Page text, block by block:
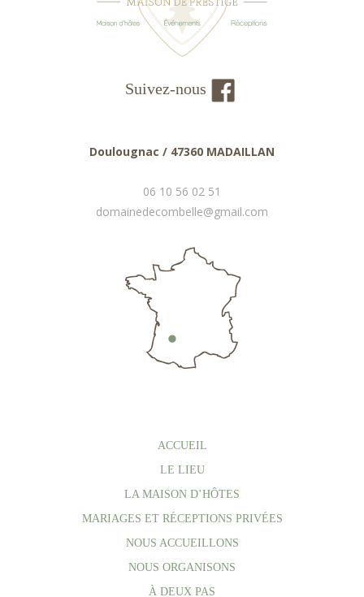
Suivez-nous
Doulougnac / 47360 MADAILLAN
06 10 56 02 51
domainedecombelle@gmail.com
ACCUEIL
LE LIEU
LA MAISON D’HÔTES
MARIAGES ET RÉCEPTIONS PRIVÉES
NOUS ACCUEILLONS
NOUS ORGANISONS
À DEUX PAS